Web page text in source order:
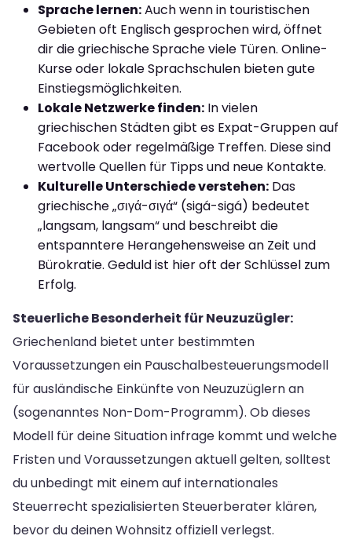
Sprache lernen:Auch wenn in touristischen
Gebieten oft Englisch gesprochen wird, öffnet
dir die griechische Sprache viele Türen. Online-
Kurse oder lokale Sprachschulen bieten gute
Einstiegsmöglichkeiten.
Lokale Netzwerke finden: In vielen
griechischen Städten gibt es Expat-Gruppen auf
Facebook oder regelmäßige Treffen. Diese sind
wertvolle Quellen für Tipps und neue Kontakte.
Kulturelle Unterschiede verstehen: Das
griechische „σιγά-σιγά“ (sigá-sigá) bedeutet
„langsam, langsam“ und beschreibt die
entspanntere Herangehensweise an Zeit und
Bürokratie. Geduld ist hier oft der Schlüssel zum
Erfolg.
Steuerliche Besonderheit für Neuzuzügler:
Griechenland bietet unter bestimmten
Voraussetzungen ein Pauschalbesteuerungsmodell
für ausländische Einkünfte von Neuzuzüglern an
(sogenanntes Non-Dom-Programm). Ob dieses
Modell für deine Situation infrage kommt und welche
Fristen und Voraussetzungen aktuell gelten, solltest
du unbedingt mit einem auf internationales
Steuerrecht spezialisierten Steuerberater klären,
bevor du deinen Wohnsitz offiziell verlegst.